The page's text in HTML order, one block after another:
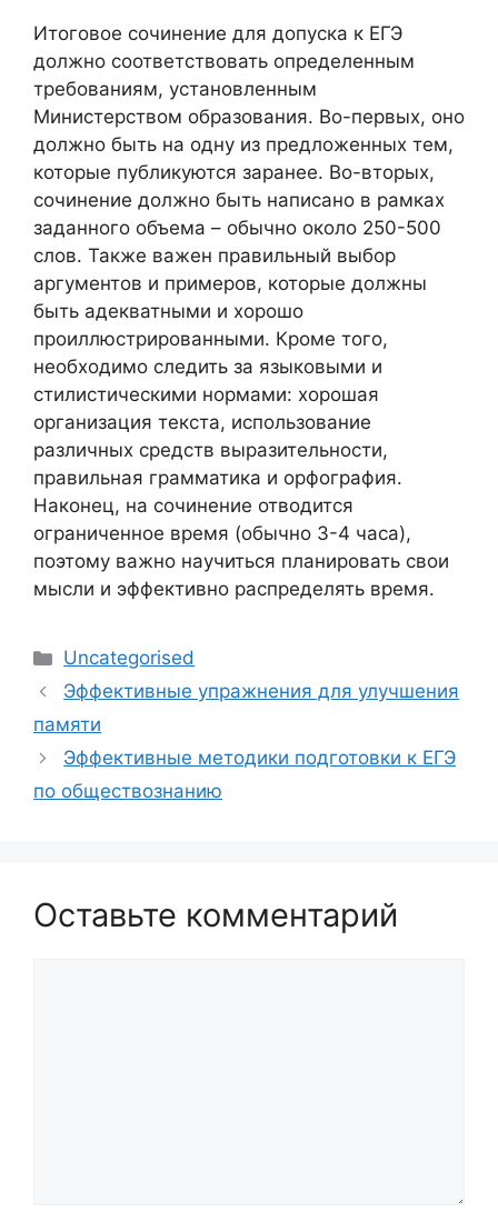
Итоговое сочинение для допуска к ЕГЭ
должно соответствовать определенным
требованиям, установленным
Министерством образования. Во-первых, оно
должно быть на одну из предложенных тем,
которые публикуются заранее. Во-вторых,
сочинение должно быть написано в рамках
заданного объема – обычно около 250-500
слов. Также важен правильный выбор
аргументов и примеров, которые должны
быть адекватными и хорошо
проиллюстрированными. Кроме того,
необходимо следить за языковыми и
стилистическими нормами: хорошая
организация текста, использование
различных средств выразительности,
правильная грамматика и орфография.
Наконец, на сочинение отводится
ограниченное время (обычно 3-4 часа),
поэтому важно научиться планировать свои
мысли и эффективно распределять время.
Рубрики
Uncategorised
Эффективные упражнения для улучшения
памяти
Эффективные методики подготовки к ЕГЭ
по обществознанию
Оставьте комментарий